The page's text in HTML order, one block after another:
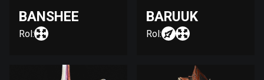
BANSHEE
Rol:
BARUUK
Rol: